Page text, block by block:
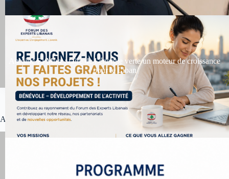
Antoine El Murr : faire de l’énergie verte un moteur de croissance
pour le Liban
Tous les événements des partenaires
Actualité économique, politique et social